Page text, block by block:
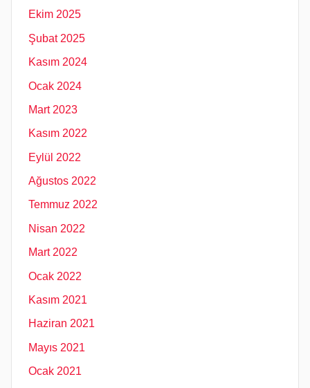
Ekim 2025
Şubat 2025
Kasım 2024
Ocak 2024
Mart 2023
Kasım 2022
Eylül 2022
Ağustos 2022
Temmuz 2022
Nisan 2022
Mart 2022
Ocak 2022
Kasım 2021
Haziran 2021
Mayıs 2021
Ocak 2021